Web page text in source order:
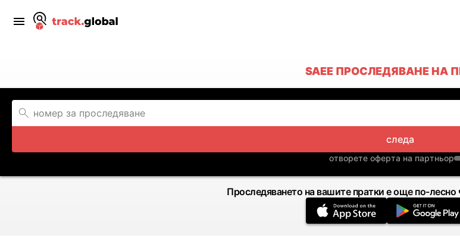
SAEE ПРОСЛЕДЯВАНЕ НА
следа
отворете оферта на партньор
Проследяването на вашите пратки е още по-